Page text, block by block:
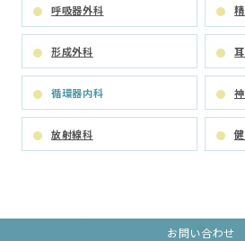
呼吸器外科
形成外科
循環器内科
放射線科
お問い合わせ